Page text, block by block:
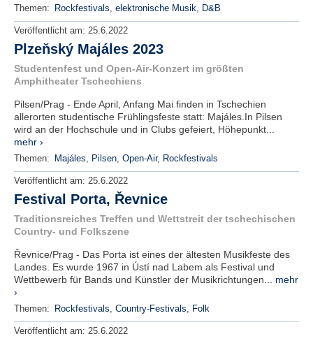
Themen: Rockfestivals, elektronische Musik, D&B
Veröffentlicht am: 25.6.2022
Plzeňský Majáles 2023
Studentenfest und Open-Air-Konzert im größten
Amphitheater Tschechiens
Pilsen/Prag - Ende April, Anfang Mai finden in Tschechien
allerorten studentische Frühlingsfeste statt: Majáles.In Pilsen
wird an der Hochschule und in Clubs gefeiert, Höhepunkt...
mehr ›
Themen: Majáles, Pilsen, Open-Air, Rockfestivals
Veröffentlicht am: 25.6.2022
Festival Porta, Řevnice
Traditionsreiches Treffen und Wettstreit der tschechischen
Country- und Folkszene
Řevnice/Prag - Das Porta ist eines der ältesten Musikfeste des
Landes. Es wurde 1967 in Ústí nad Labem als Festival und
Wettbewerb für Bands und Künstler der Musikrichtungen... mehr
›
Themen: Rockfestivals, Country-Festivals, Folk
Veröffentlicht am: 25.6.2022